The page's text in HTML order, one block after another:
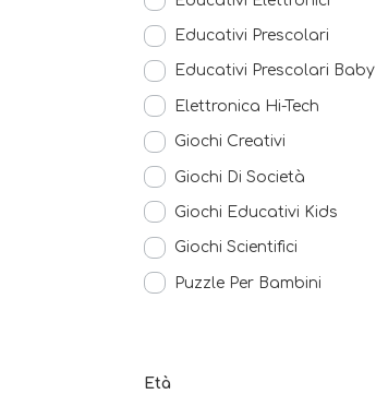
Educativi Prescolari
Educativi Prescolari Baby
Elettronica Hi-Tech
Giochi Creativi
Giochi Di Società
Giochi Educativi Kids
Giochi Scientifici
Puzzle Per Bambini
Età